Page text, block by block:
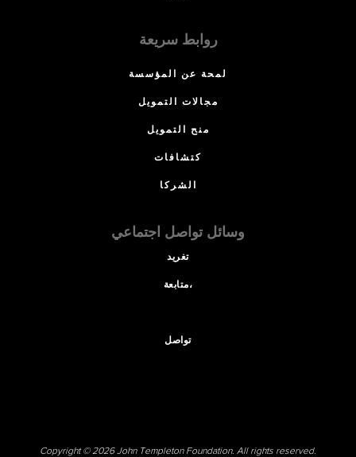
روابط سريعة
لمحة عن المؤسسة
مجالات التمويل
منح التمويل
كتشافات
الشركا
وسائل تواصل اجتماعي
تغريد
متابعة،
تواصل
Copyright © 2026 John Templeton Foundation. All rights reserved.